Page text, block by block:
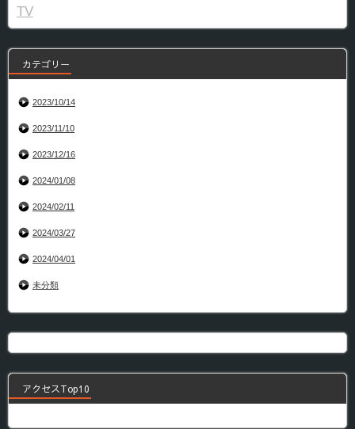
TV
カテゴリー
2023/10/14
2023/11/10
2023/12/16
2024/01/08
2024/02/11
2024/03/27
2024/04/01
未分類
アクセスTop10